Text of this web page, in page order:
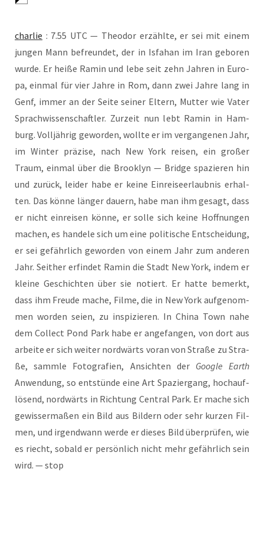
char­lie : 7.55 UTC — Theo­dor erzähl­te, er sei mit einem
jun­gen Mann befreun­det, der in Isfa­han im Iran gebo­ren
wur­de. Er hei­ße Ramin und lebe seit zehn Jah­ren in Euro­
pa, ein­mal für vier Jah­re in Rom, dann zwei Jah­re lang in
Genf, immer an der Sei­te sei­ner Eltern, Mut­ter wie Vater
Sprach­wis­sen­schaft­ler. Zur­zeit nun lebt Ramin in Ham­
burg. Voll­jäh­rig gewor­den, woll­te er im ver­gan­ge­nen Jahr,
im Win­ter prä­zi­se, nach New York rei­sen, ein gro­ßer
Traum, ein­mal über die Brook­lyn — Bridge spa­zie­ren hin
und zurück, lei­der habe er kei­ne Ein­rei­se­er­laub­nis erhal­
ten. Das kön­ne län­ger dau­ern, habe man ihm gesagt, dass
er nicht ein­rei­sen kön­ne, er sol­le sich kei­ne Hoff­nun­gen
machen, es han­de­le sich um eine poli­ti­sche Ent­schei­dung,
er sei gefähr­lich gewor­den von einem Jahr zum ande­ren
Jahr. Seit­her erfin­det Ramin die Stadt New York, indem er
klei­ne Geschich­ten über sie notiert. Er hat­te bemerkt,
dass ihm Freu­de mache, Fil­me, die in New York auf­ge­nom­
men wor­den sei­en, zu inspi­zie­ren. In Chi­na Town nahe
dem Coll­ect Pond Park habe er ange­fan­gen, von dort aus
arbei­te er sich wei­ter nord­wärts vor­an von Stra­ße zu Stra­
ße, samm­le Foto­gra­fien, Ansich­ten der Goog­le Earth
Anwen­dung, so ent­stün­de eine Art Spa­zier­gang, hoch­auf­
lö­send, nord­wärts in Rich­tung Cen­tral Park. Er mache sich
gewis­ser­ma­ßen ein Bild aus Bil­dern oder sehr kur­zen Fil­
men, und irgend­wann wer­de er die­ses Bild über­prü­fen, wie
es riecht, sobald er per­sön­lich nicht mehr gefähr­lich sein
wird. — stop